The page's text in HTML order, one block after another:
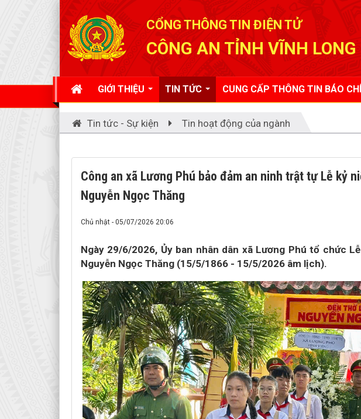
CỔNG THÔNG TIN ĐIỆN TỬ
CÔNG AN TỈNH VĨNH LONG
GIỚI THIỆU TIN TỨC CUNG CẤP THÔNG TIN BÁO CHÍ
Tin tức - Sự kiện Tin hoạt động của ngành
Công an xã Lương Phú bảo đảm an ninh trật tự Lễ kỷ
Nguyễn Ngọc Thăng
Chủ nhật - 05/07/2026 20:06
Ngày 29/6/2026, Ủy ban nhân dân xã Lương Phú tổ chức
Nguyễn Ngọc Thăng (15/5/1866 - 15/5/2026 âm lịch).